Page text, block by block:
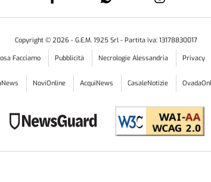
Copyright © 2026 - G.E.M. 1925 Srl - Partita iva: 13178830017
Facciamo Pubblicità Necrologie Alessandria Privacy
NoviOnline AcquiNews CasaleNotizie